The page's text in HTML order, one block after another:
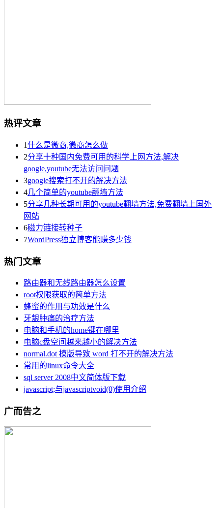
热评文章
1什么是微商,微商怎么做
2分享十种国内免费可用的科学上网方法,解决
google,youtube无法访问问题
3google搜索打不开的解决方法
4几个简单的youtube翻墙方法
5分享几种长期可用的youtube翻墙方法,免费翻墙上国外
网站
6磁力链接转种子
7WordPress独立博客能赚多少钱
热门文章
路由器和无线路由器怎么设置
root权限获取的简单方法
蜂蜜的作用与功效是什么
牙龈肿痛的治疗方法
电脑和手机的home键在哪里
电脑c盘空间越来越小的解决方法
normal.dot 模版导致 word 打不开的解决方法
常用的linux命令大全
sql server 2008中文简体版下载
javascript;与javascriptvoid(0)使用介绍
广而告之